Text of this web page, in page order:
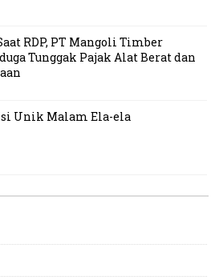
RDP, PT Mangoli Timber
Tunggak Pajak Alat Berat dan
Unik Malam Ela-ela